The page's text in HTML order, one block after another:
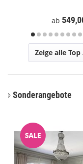
ab
Zeige alle
Sonderangebote